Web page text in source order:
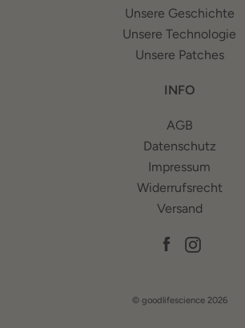
Unsere Geschichte
Unsere Technologie
Unsere Patches
INFO
AGB
Datenschutz
Impressum
Widerrufsrecht
Versand
FacebookInstagram
© goodlifescience 2026